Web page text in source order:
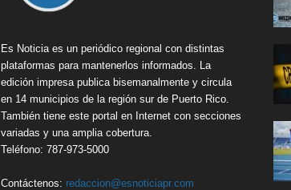
Es Noticia es un periódico regional con distintas
plataformas para mantenerlos informados. La
edición impresa publica bisemanalmente y circula
en 14 municipios de la región sur de Puerto Rico.
También tiene este portal en Internet con secciones
variadas y una amplia cobertura.
Teléfono: 787-973-5000
Contáctenos: redaccion@esnoticiapr.com